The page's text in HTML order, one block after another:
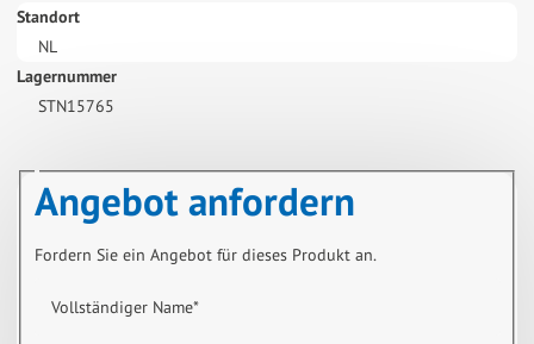
Standort
NL
Lagernummer
STN15765
Angebot anfordern
Fordern Sie ein Angebot für dieses Produkt an.
Vollständiger Name*